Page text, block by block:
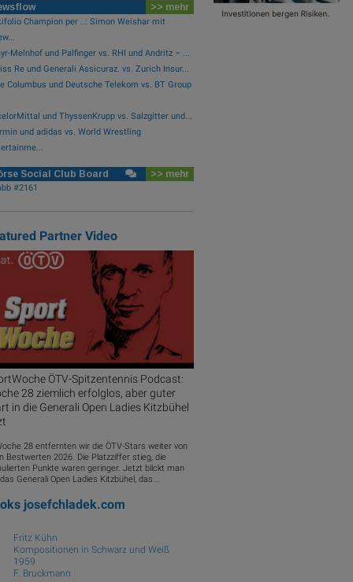
>> mehr
Champion per ..: Simon Weishar mit
Melnhof und Palfinger vs. RHI und Andritz – ...
Re und Generali Assicuraz. vs. Zurich Insur...
Columbus und Deutsche Telekom vs. BT Group
und ThyssenKrupp vs. Salzgitter und...
und adidas vs. World Wrestling
Social Club Board >> mehr
#2161
Partner Video
ÖTV-Spitzentennis Podcast:
28 ziemlich erfolglos, aber guter
in die Generali Open Ladies Kitzbühel
28 entfernten wir die ÖTV-Stars weiter von
Bestwerten 2026. Die Platzziffer stieg, die
Punkte waren geringer. Jetzt blickt man
Generali Open Ladies Kitzbühel, das...
josefchladek.com
Fritz Kühn
Kompositionen in Schwarz und Weiß
1959
F. Bruckmann